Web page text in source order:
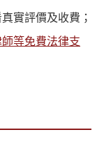
實評價及收費；
等免費法律支